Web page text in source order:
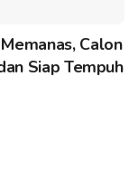
Calon
Siap Tempuh